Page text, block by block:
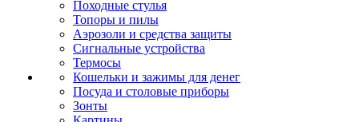
Походные стулья
Топоры и пилы
Аэрозоли и средства защиты
Сигнальные устройства
Термосы
Кошельки и зажимы для денег
Посуда и столовые приборы
Зонты